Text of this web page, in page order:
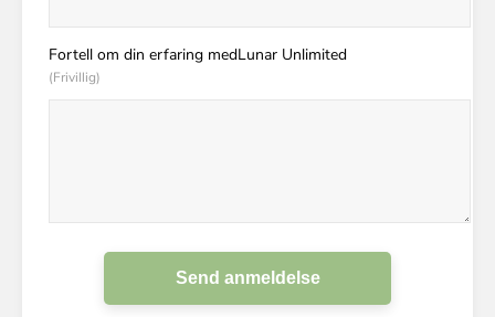
Fortell om din erfaring medLunar Unlimited
(Frivillig)
Send anmeldelse